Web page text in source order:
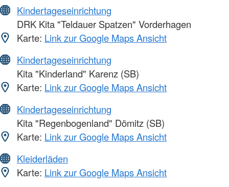
Kindertageseinrichtung
DRK Kita "Teldauer Spatzen" Vorderhagen
Karte: Link zur Google Maps Ansicht
Kindertageseinrichtung
Kita "Kinderland" Karenz (SB)
Karte: Link zur Google Maps Ansicht
Kindertageseinrichtung
Kita "Regenbogenland" Dömitz (SB)
Karte: Link zur Google Maps Ansicht
Kleiderläden
Karte: Link zur Google Maps Ansicht